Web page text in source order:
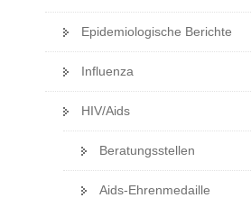
Epidemiologische Berichte
Influenza
HIV/Aids
Beratungsstellen
Aids-Ehrenmedaille